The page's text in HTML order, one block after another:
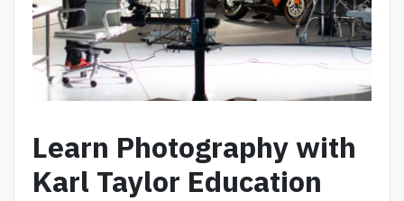
Learn Photography with
Karl Taylor Education